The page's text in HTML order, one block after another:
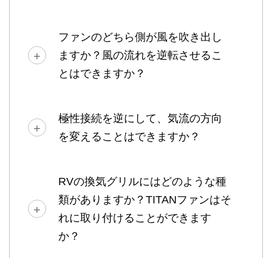
ファンのどちら側が風を吹き出し
ますか？風の流れを逆転させるこ
とはできますか？
極性接続を逆にして、気流の方向
を変えることはできますか？
RVの換気グリルにはどのような種
類がありますか？TITANファンはそ
れに取り付けることができます
か？